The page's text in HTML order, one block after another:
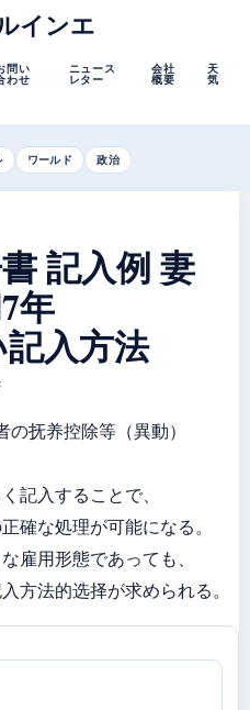
インエ
問い
わせ
ニュース
レター
会社
概要
天
気
ワールド 政治
記入例 妻
年
入方法
抚养控除等（異動）
記入することで、
確な処理が可能になる。
雇用形態であっても、
方法的选择が求められる。